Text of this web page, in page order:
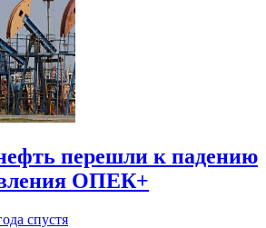
перешли к падению
ОПЕК+
спустя